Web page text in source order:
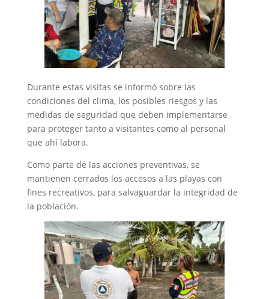
Durante estas visitas se informó sobre las
condiciones del clima, los posibles riesgos y las
medidas de seguridad que deben implementarse
para proteger tanto a visitantes como al personal
que ahí labora.
Como parte de las acciones preventivas, se
mantienen cerrados los accesos a las playas con
fines recreativos, para salvaguardar la integridad de
la población.